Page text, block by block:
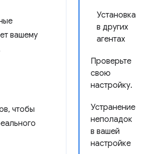
Установка
в других
агентах
Проверьте
свою
настройку.
Устранение
неполадок
в вашей
настройке
вашему
чтобы